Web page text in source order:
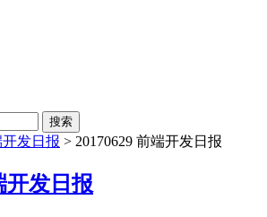
发日报 > 20170629 前端开发日报
开发日报